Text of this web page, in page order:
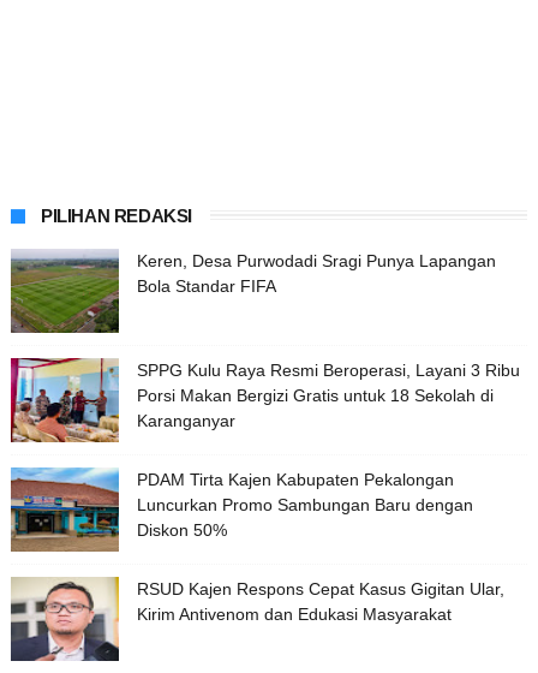
PILIHAN REDAKSI
Keren, Desa Purwodadi Sragi Punya Lapangan
Bola Standar FIFA
SPPG Kulu Raya Resmi Beroperasi, Layani 3 Ribu
Porsi Makan Bergizi Gratis untuk 18 Sekolah di
Karanganyar
PDAM Tirta Kajen Kabupaten Pekalongan
Luncurkan Promo Sambungan Baru dengan
Diskon 50%
RSUD Kajen Respons Cepat Kasus Gigitan Ular,
Kirim Antivenom dan Edukasi Masyarakat